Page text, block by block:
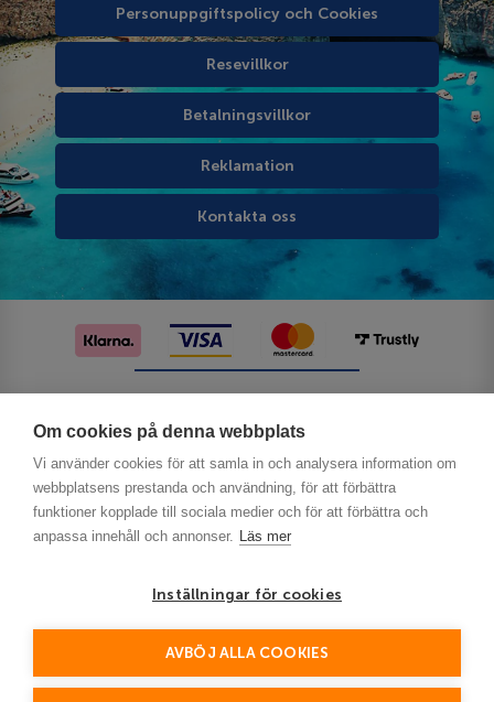
Om cookies på denna webbplats
Vi använder cookies för att samla in och analysera information om
webbplatsens prestanda och användning, för att förbättra
funktioner kopplade till sociala medier och för att förbättra och
anpassa innehåll och annonser. Läs mer
Inställningar för cookies
AVBÖJ ALLA COOKIES
Personuppgiftspolicy och Cookies
Resevillkor
Betalningsvillkor
Reklamation
Kontakta oss
This site is protected by reCAPTCHA and the Google
Policy and Terms of Service apply.